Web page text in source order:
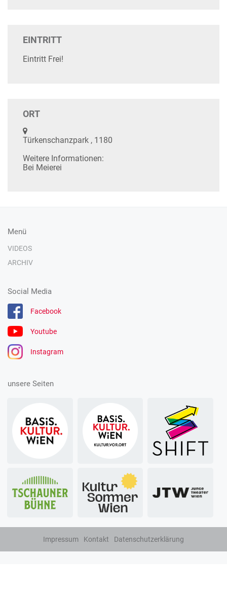
EINTRITT
Eintritt Frei!
ORT
Türkenschanzpark , 1180
Weitere Informationen:
Bei Meierei
Menü
VIDEOS
ARCHIV
Social Media
Facebook
Youtube
Instagram
unsere Seiten
Impressum Kontakt Datenschutzerklärung